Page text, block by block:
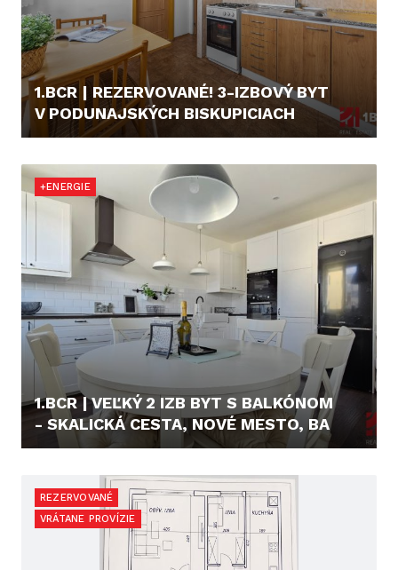
1.BCR | REZERVOVANÉ! 3-IZBOVÝ BYT
V PODUNAJSKÝCH BISKUPICIACH
+ENERGIE
1.BCR | VEĽKÝ 2 IZB BYT S BALKÓNOM
- SKALICKÁ CESTA, NOVÉ MESTO, BA
REZERVOVANÉ
VRÁTANE PROVÍZIE